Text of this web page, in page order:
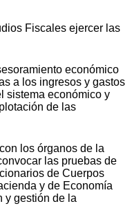
Fiscales ejercer las
económico
a los ingresos y gastos
sistema económico y
de las
los órganos de la
las pruebas de
de Cuerpos
y de Economía
y gestión de la